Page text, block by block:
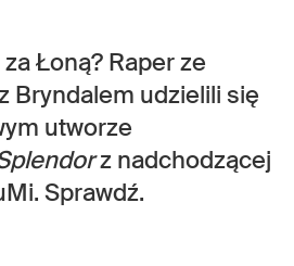
Łoną? Raper ze
Bryndalem udzielili się
utworze
z nadchodzącej
Sprawdź.